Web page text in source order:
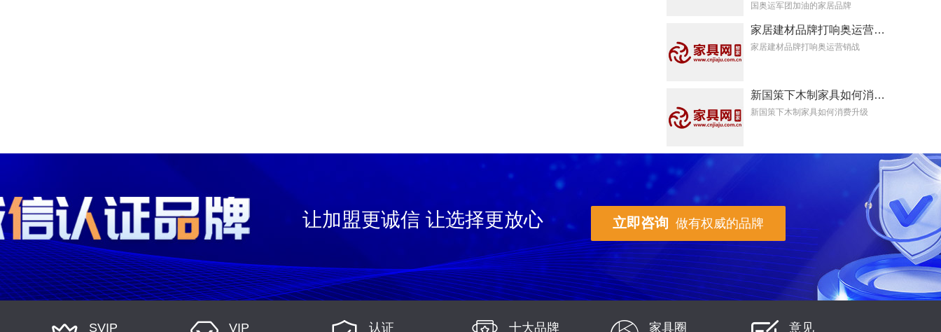
国奥运军团加油的家居品牌
家居建材品牌打响奥运营销战
家居建材品牌打响奥运营销战
新国策下木制家具如何消费升级
新国策下木制家具如何消费升级
让加盟更诚信 让选择更放心 立即咨询 做有权威的品牌
SVIP VIP 认证 十大品牌 家具圈 意见